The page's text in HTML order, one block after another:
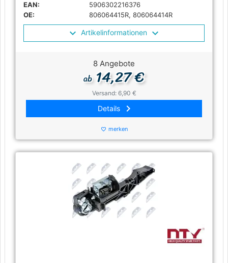
EAN:
5906302216376
OE:
806064415R, 806064414R
Artikelinformationen
8 Angebote
ab14,27 €
Versand: 6,90 €
Details keyboard_arrow_right
favorite_border merken